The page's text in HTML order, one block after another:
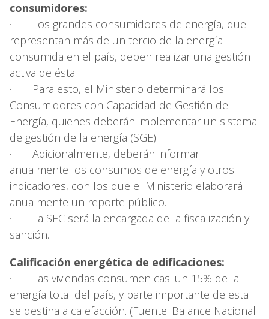
consumidores:
· Los grandes consumidores de energía, que
representan más de un tercio de la energía
consumida en el país, deben realizar una gestión
activa de ésta.
· Para esto, el Ministerio determinará los
Consumidores con Capacidad de Gestión de
Energía, quienes deberán implementar un sistema
de gestión de la energía (SGE).
· Adicionalmente, deberán informar
anualmente los consumos de energía y otros
indicadores, con los que el Ministerio elaborará
anualmente un reporte público.
· La SEC será la encargada de la fiscalización y
sanción.
Calificación energética de edificaciones:
· Las viviendas consumen casi un 15% de la
energía total del país, y parte importante de esta
se destina a calefacción. (Fuente: Balance Nacional